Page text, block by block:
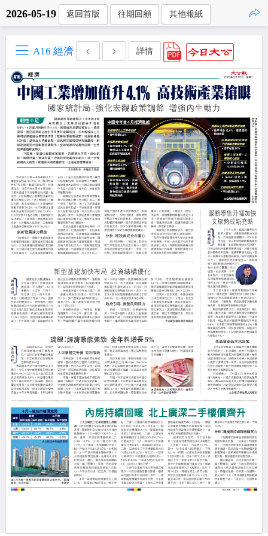
2026-05-19 返回首版 往期回顧 其他報紙
A16 經濟 詳情